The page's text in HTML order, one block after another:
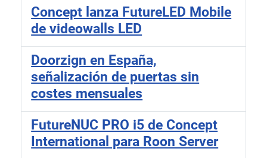
Concept lanza FutureLED Mobile
de videowalls LED
Doorzign en España,
señalización de puertas sin
costes mensuales
FutureNUC PRO i5 de Concept
International para Roon Server